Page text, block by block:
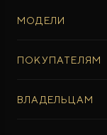
МОДЕЛИ
ROX ADAMAS
ПОКУПАТЕЛЯМ
Авто в наличии
ВЛАДЕЛЬЦАМ